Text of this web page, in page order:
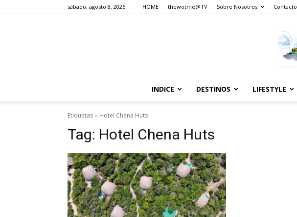
sábado, agosto 8, 2026 HOME thewotme@TV Sobre Nosotros Contacto
INDICE DESTINOS LIFESTYLE
Etiquetas Hotel Chena Huts
Tag: Hotel Chena Huts